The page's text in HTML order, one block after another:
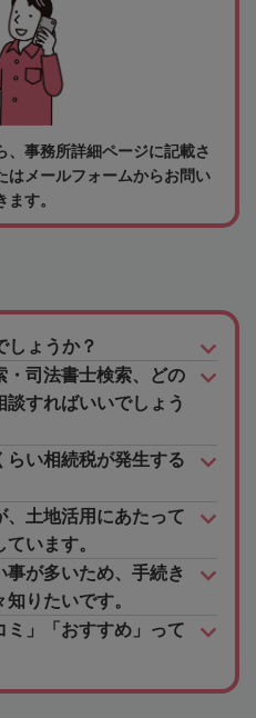
、事務所詳細ページに記載さ
はメールフォームからお問い
す。
しょうか？
・司法書士検索、どの
すればいいでしょう
らい相続税が発生する
、土地活用にあたって
います。
が多いため、手続き
りたいです。
ミ」「おすすめ」って